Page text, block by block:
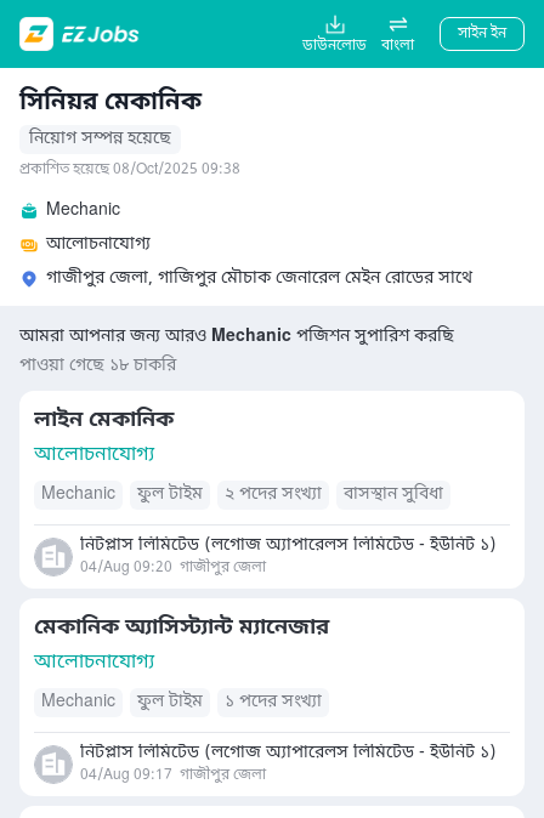
ডাউনলোড বাংলা
সাইন ইন
সিনিয়র মেকানিক
নিয়োগ সম্পন্ন হয়েছে
প্রকাশিত হয়েছে 08/Oct/2025 09:38
Mechanic
আলোচনাযোগ্য
গাজীপুর জেলা, গাজিপুর মৌচাক জেনারেল মেইন রোডের সাথে
আমরা আপনার জন্য আরও Mechanic পজিশন সুপারিশ করছি
পাওয়া গেছে ১৮ চাকরি
লাইন মেকানিক
আলোচনাযোগ্য
Mechanic ফুল টাইম ২ পদের সংখ্যা বাসস্থান সুবিধা
নিটপ্লাস লিমিটেড (লগোজ অ্যাপারেলস লিমিটেড - ইউনিট ১)
04/Aug 09:20 গাজীপুর জেলা
মেকানিক অ্যাসিস্ট্যান্ট ম্যানেজার
আলোচনাযোগ্য
Mechanic ফুল টাইম ১ পদের সংখ্যা
নিটপ্লাস লিমিটেড (লগোজ অ্যাপারেলস লিমিটেড - ইউনিট ১)
04/Aug 09:17 গাজীপুর জেলা